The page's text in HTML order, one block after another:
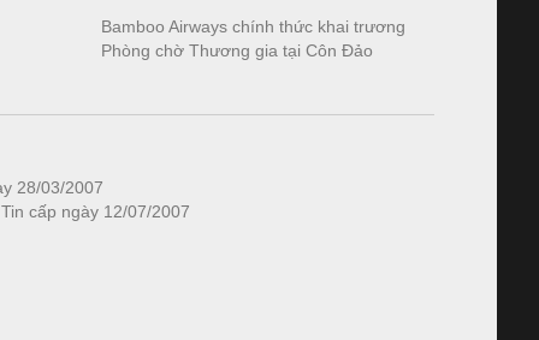
Bamboo Airways chính thức khai trương
Phòng chờ Thương gia tại Côn Đảo
28/03/2007
cấp ngày 12/07/2007